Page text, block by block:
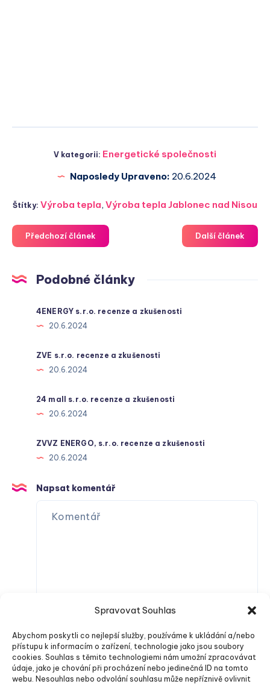
Spravovat Souhlas
Abychom poskytli co nejlepší služby, používáme k ukládání a/nebo
přístupu k informacím o zařízení, technologie jako jsou soubory
cookies. Souhlas s těmito technologiemi nám umožní zpracovávat
údaje, jako je chování při procházení nebo jedinečná ID na tomto
webu. Nesouhlas nebo odvolání souhlasu může nepříznivě ovlivnit
V kategorii: Energetické společnosti
Naposledy Upraveno: 20.6.2024
Štítky:Výroba tepla,Výroba tepla Jablonec nad Nisou
Předchozí článek Další článek
Podobné články
4ENERGY s.r.o. recenze a zkušenosti
20.6.2024
ZVE s.r.o. recenze a zkušenosti
20.6.2024
24 mall s.r.o. recenze a zkušenosti
20.6.2024
ZVVZ ENERGO, s.r.o. recenze a zkušenosti
20.6.2024
Napsat komentář